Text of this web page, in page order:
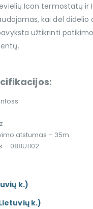
Icon termostatų ir
kai dėl
užtikrinti
atstumas – 35m.
088U1102
k.)
k.)